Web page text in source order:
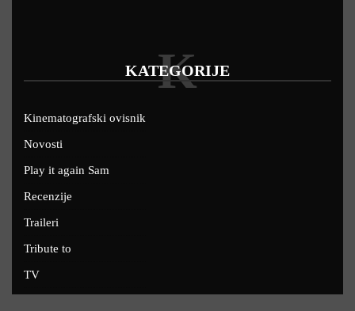
KATEGORIJE
K
Kinematografski ovisnik
Novosti
Play it again Sam
Recenzije
Traileri
Tribute to
TV